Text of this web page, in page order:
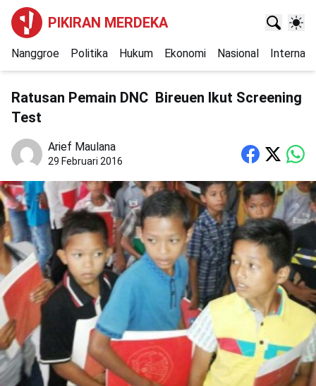
PIKIRAN MERDEKA
Nanggroe Politika Hukum Ekonomi Nasional
Ratusan Pemain DNC Bireuen Ikut Screening
Test
Arief Maulana
29 Februari 2016